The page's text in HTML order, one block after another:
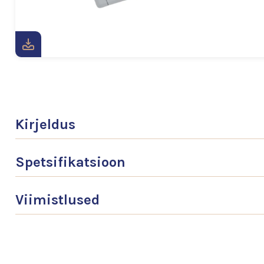
Kirjeldus
Spetsifikatsioon
Viimistlused